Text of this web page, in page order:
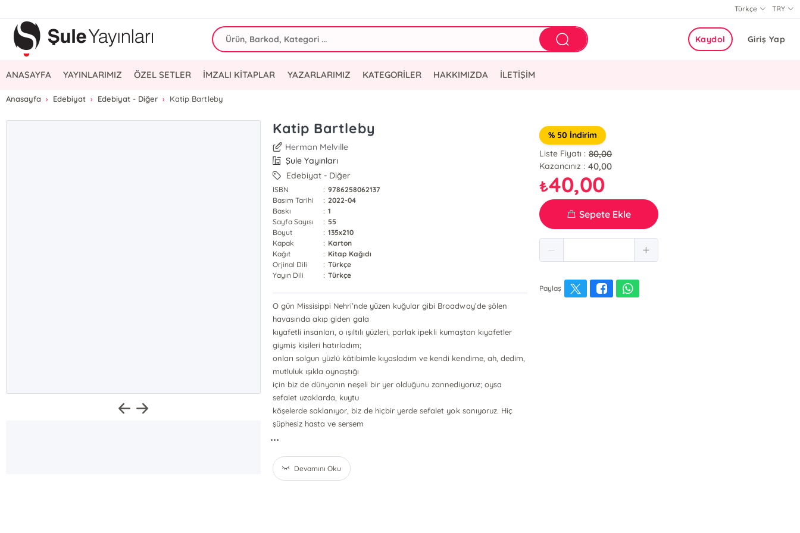
TRY
Türkçe
Giriş Yap
Kaydol
ANASAYFA YAYINLARIMIZ ÖZEL SETLER İMZALI KİTAPLAR YAZARLARIMIZ KATEGORİLER HAKKIMIZDA İLETİŞİM
Anasayfa Edebiyat Edebiyat - Diğer Katip Bartleby
Katip Bartleby
Herman Melvılle
Şule Yayınları
Edebiyat - Diğer
ISBN : 9786258062137
Basım Tarihi
: 2022-04
Baskı
: 1
Sayfa Sayısı
: 55
Boyut
: 135x210
Kapak
: Karton
Kağıt
: Kitap Kağıdı
Orjinal Dili
: Türkçe
Yayın Dili
: Türkçe
O gün Missisippi Nehri’nde yüzen kuğular gibi Broadway’de şölen
havasında akıp giden gala
kıyafetli insanları, o ışıltılı yüzleri, parlak ipekli kumaştan kıyafetler
giymiş kişileri hatırladım;
onları solgun yüzlü kâtibimle kıyasladım ve kendi kendime, ah, dedim,
mutluluk ışıkla oynaştığı
için biz de dünyanın neşeli bir yer olduğunu zannediyoruz; oysa
sefalet uzaklarda, kuytu
köşelerde saklanıyor, biz de hiçbir yerde sefalet yok sanıyoruz. Hiç
şüphesiz hasta ve sersem
...
Devamını Oku
% 50 İndirim
Liste Fiyatı : 80,00
Kazancınız : 40,00
₺40,00
Sepete Ekle
Paylaş